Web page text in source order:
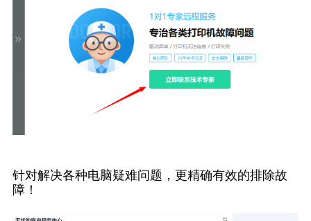
针对解决各种电脑疑难问题，更精确有效的排除故
障！